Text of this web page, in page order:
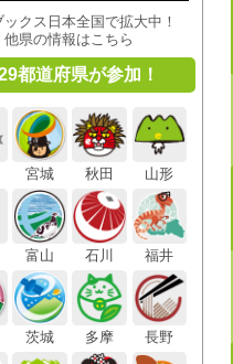
ックス日本全国で拡大中！
他県の情報はこちら
都道府県が参加！
宮城 秋田 山形
富山 石川 福井
茨城 多摩 長野